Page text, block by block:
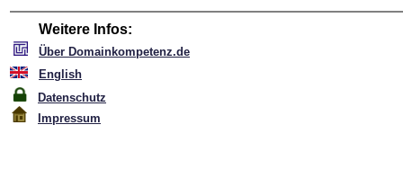
Weitere Infos:
Über Domainkompetenz.de
English
Datenschutz
Impressum